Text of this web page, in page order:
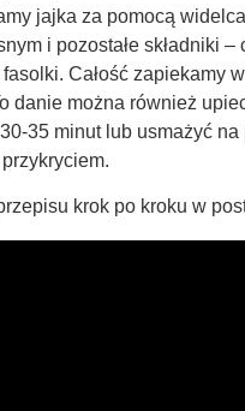
jajka za pomocą
i pozostałe składniki –
Całość zapiekamy
danie można również
35 minut lub usmażyć na
przykryciem.
krok po kroku w